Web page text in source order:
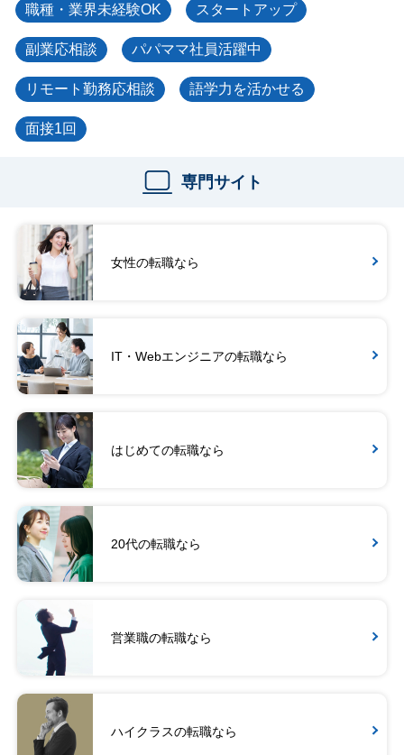
職種・業界未経験OK スタートアップ
副業応相談 パパママ社員活躍中
リモート勤務応相談 語学力を活かせる
面接1回
専門サイト
女性の転職なら
IT・Webエンジニアの転職なら
はじめての転職なら
20代の転職なら
営業職の転職なら
ハイクラスの転職なら